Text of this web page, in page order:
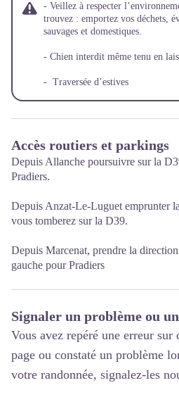
- Veillez à respecter
trouvez : emportez vos déchets,
sauvages et domestiques.
- Chien interdit même tenu en
- Traversée d’estives
Accès routiers et parkings
Depuis Allanche poursuivre sur la
Pradiers.
Depuis Anzat-Le-Luguet emprunter
vous tomberez sur la D39.
Depuis Marcenat, prendre la
gauche pour Pradiers
Signaler un problème ou
Vous avez repéré une erreur sur
page ou constaté un problème
votre randonnée, signalez-les